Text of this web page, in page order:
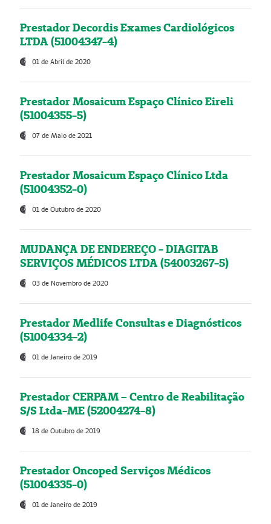
Prestador Decordis Exames Cardiológicos
LTDA (51004347-4)
01 de Abril de 2020
Prestador Mosaicum Espaço Clínico Eireli
(51004355-5)
07 de Maio de 2021
Prestador Mosaicum Espaço Clínico Ltda
(51004352-0)
01 de Outubro de 2020
MUDANÇA DE ENDEREÇO - DIAGITAB
SERVIÇOS MÉDICOS LTDA (54003267-5)
03 de Novembro de 2020
Prestador Medlife Consultas e Diagnósticos
(51004334-2)
01 de Janeiro de 2019
Prestador CERPAM – Centro de Reabilitação
S/S Ltda-ME (52004274-8)
18 de Outubro de 2019
Prestador Oncoped Serviços Médicos
(51004335-0)
01 de Janeiro de 2019